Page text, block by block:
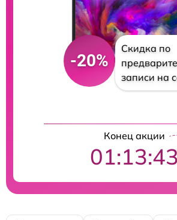
-20%
Скидка по
записи на
Конец акции
01:13:42